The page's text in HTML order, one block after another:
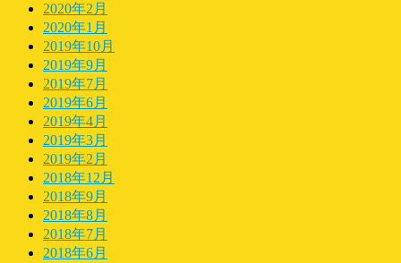
2020年2月
2020年1月
2019年10月
2019年9月
2019年7月
2019年6月
2019年4月
2019年3月
2019年2月
2018年12月
2018年9月
2018年8月
2018年7月
2018年6月